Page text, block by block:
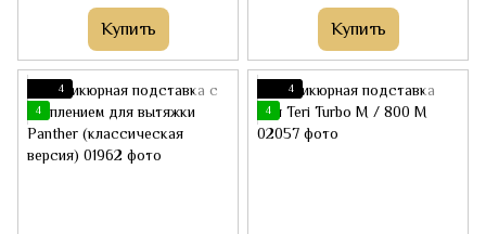
Купить Купить
4
4
4
4